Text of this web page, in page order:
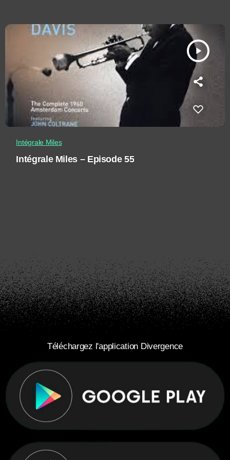
play_arrow
Intégrale Miles
Intégrale Miles – Episode 55
Téléchargez l'application Divergence